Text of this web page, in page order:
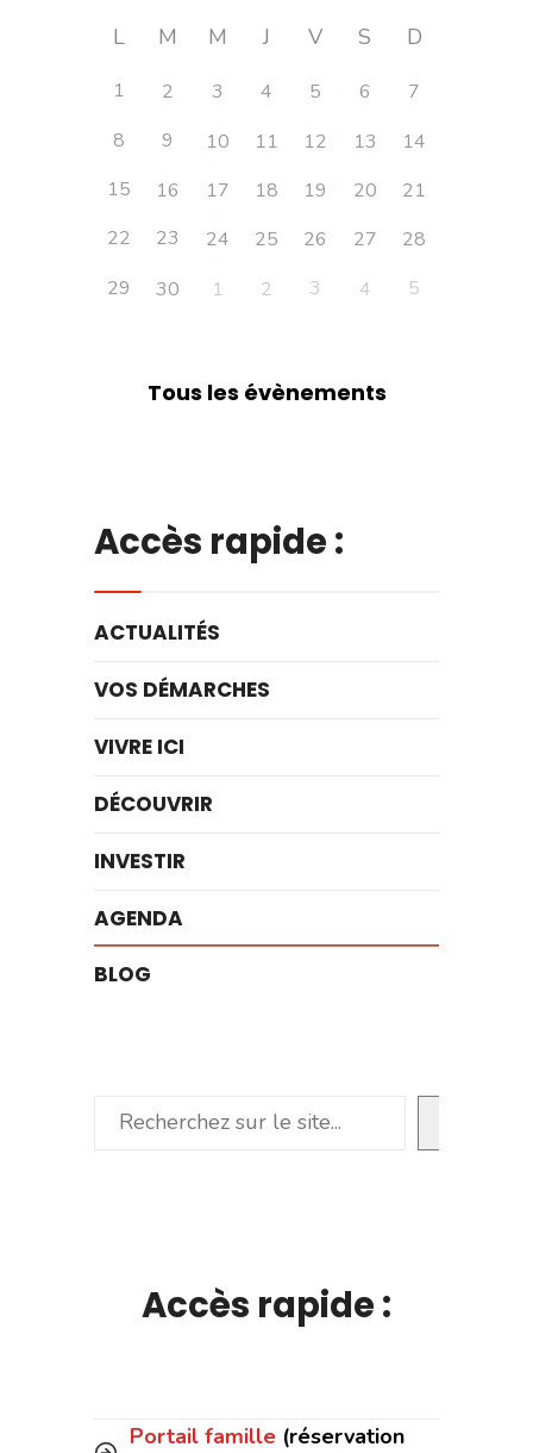
L M M J V S D
1 2 3 4 5 6
7
8
9 10 11 12 13
14
15
16 17 18 19 20
21
22
23 24 25 26 27
28
29
30 1 2 3 4 5
Tous les évènements
Accès rapide :
ACTUALITÉS
VOS DÉMARCHES
VIVRE ICI
DÉCOUVRIR
INVESTIR
AGENDA
BLOG
Rechercher
Accès rapide :
Portail famille (réservation